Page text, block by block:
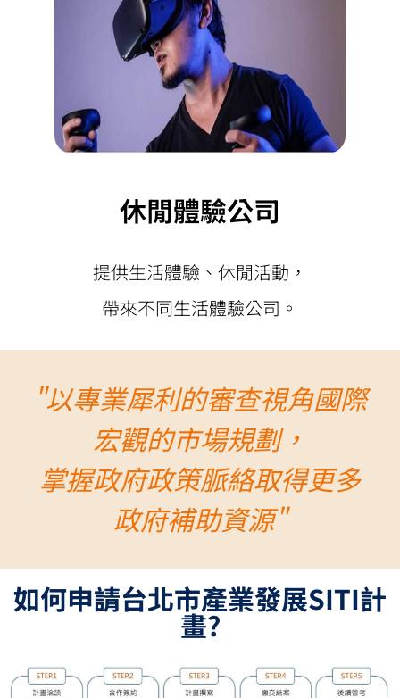
休閒體驗公司
提供生活體驗、休閒活動，
帶來不同生活體驗公司。
"以專業犀利的審查視角國際
宏觀的市場規劃，
掌握政府政策脈絡取得更多
政府補助資源"
如何申請台北市產業發展SITI計
畫?